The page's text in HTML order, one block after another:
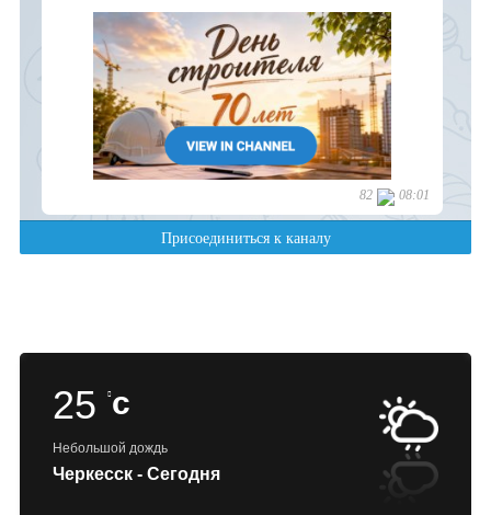
25 c
Небольшой дождь
Черкесск - Сегодня